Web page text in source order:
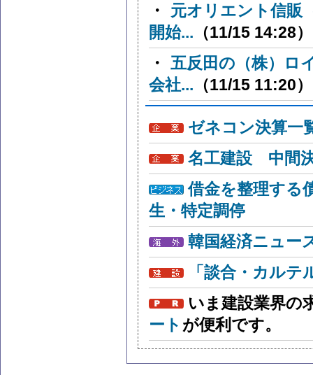
・
元オリエント信販
開始... （11/15 14:28）
・ 五反田の（株）
会社... （11/15 11:20）
ゼネコン決算一
名工建設 中間
借金を整理する
生・特定調停
韓国経済ニュー
「談合・カル
いま建設業界の
ート が便利です。